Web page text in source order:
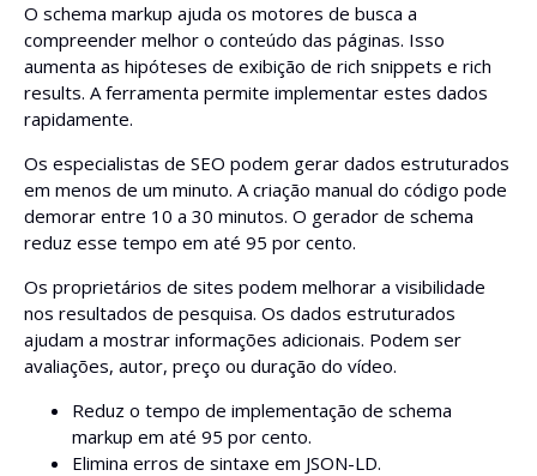
O schema markup ajuda os motores de busca a
compreender melhor o conteúdo das páginas. Isso
aumenta as hipóteses de exibição de rich snippets e rich
results. A ferramenta permite implementar estes dados
rapidamente.
Os especialistas de SEO podem gerar dados estruturados
em menos de um minuto. A criação manual do código pode
demorar entre 10 a 30 minutos. O gerador de schema
reduz esse tempo em até 95 por cento.
Os proprietários de sites podem melhorar a visibilidade
nos resultados de pesquisa. Os dados estruturados
ajudam a mostrar informações adicionais. Podem ser
avaliações, autor, preço ou duração do vídeo.
Reduz o tempo de implementação de schema
markup em até 95 por cento.
Elimina erros de sintaxe em JSON-LD.